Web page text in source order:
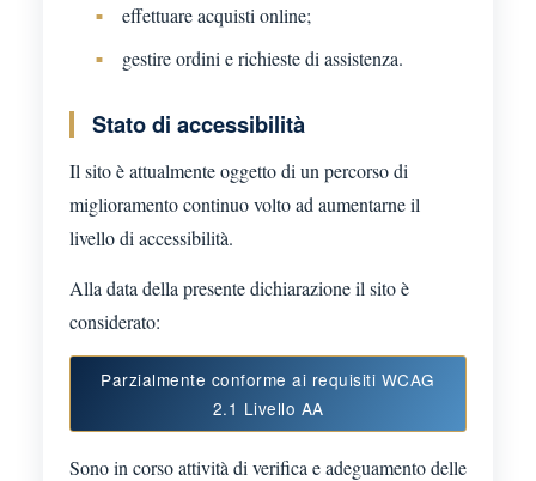
effettuare acquisti online;
gestire ordini e richieste di assistenza.
Stato di accessibilità
Il sito è attualmente oggetto di un percorso di
miglioramento continuo volto ad aumentarne il
livello di accessibilità.
Alla data della presente dichiarazione il sito è
considerato:
Parzialmente conforme ai requisiti WCAG
2.1 Livello AA
Sono in corso attività di verifica e adeguamento delle